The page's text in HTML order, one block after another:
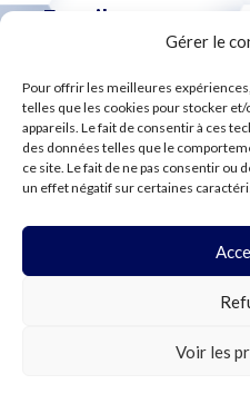
Gérer le
Pour offrir les meilleures
telles que les cookies pour stocker
appareils. Le fait de consentir à ces
des données telles que le
ce site. Le fait de ne pas consentir
un effet négatif sur certaines
Voir les
S'abonner à
notre
newsletter